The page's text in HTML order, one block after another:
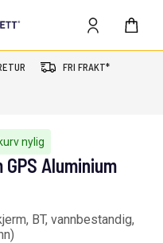
FRI FRAKT*
nylig
Aluminium
BT, vannbestandig,